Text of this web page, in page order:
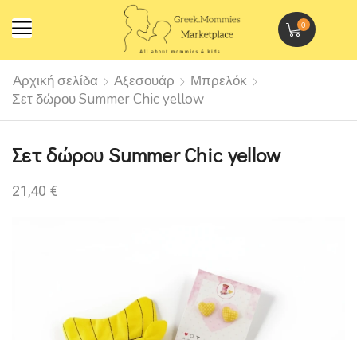
0
Αρχική σελίδα Αξεσουάρ
Μπρελόκ
Σετ δώρου Summer Chic yellow
Σετ δώρου Summer Chic yellow
21,40 €